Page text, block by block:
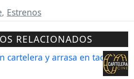
, Estrenos
RELACIONADOS